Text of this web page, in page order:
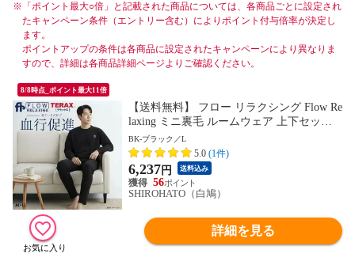
※ 「ポイント最大○倍」と記載された商品については、各商品ごとに設定され
たキャンペーン条件（エントリー含む）によりポイント付与倍率が決定し
ます。
ポイントアップの条件は各商品に設定されたキャンペーンにより異なりま
すので、詳細は各商品詳細ページよりご確認ください。
8/8時点_ポイント最大11倍
【送料無料】 フロー リラクシング Flow Re
laxing ミニ裏毛 ルームウェア 上下セット
メンズ 血行促進 セットアップ テラックス
パジャマ
BK-ブラック／L
5.0 (1件)
6,237 円 送料込み
56
SHIROHATO（白鳩）
詳細を見る